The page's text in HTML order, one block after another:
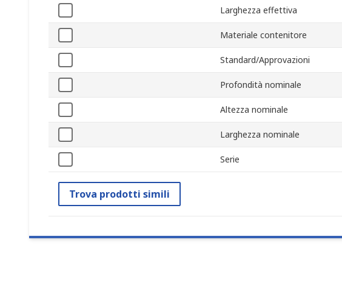
Larghezza effettiva
Materiale contenitore
Standard/Approvazioni
Profondità nominale
Altezza nominale
Larghezza nominale
Serie
Trova prodotti simili